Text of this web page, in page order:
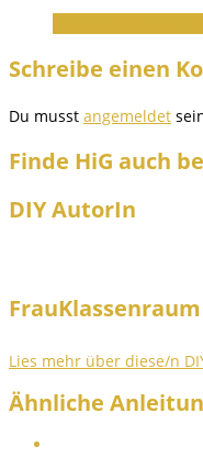
Schreibe einen
Du musst angemeldet
Finde HiG auch
DIY AutorIn
FrauKlassenraum
Lies mehr über diese/n
Ähnliche